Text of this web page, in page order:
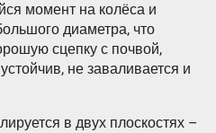
момент на колёса и
диаметра, что
сцепку с почвой,
не заваливается и
в двух плоскостях –